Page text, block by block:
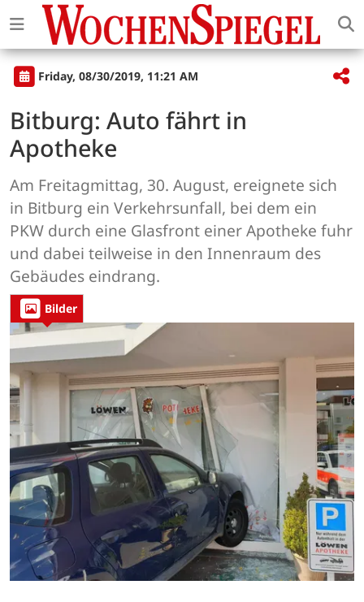
Friday, 08/30/2019, 11:21 AM
Bitburg: Auto fährt in
Apotheke
Am Freitagmittag, 30. August, ereignete sich
in Bitburg ein Verkehrsunfall, bei dem ein
PKW durch eine Glasfront einer Apotheke fuhr
und dabei teilweise in den Innenraum des
Gebäudes eindrang.
Bilder